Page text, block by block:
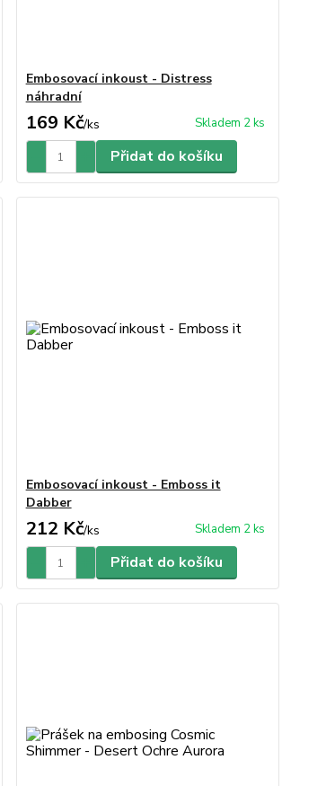
Embosovací inkoust - Distress
náhradní
169 Kč/ks Skladem 2 ks
Přidat do košíku
Embosovací inkoust - Emboss it
Dabber
212 Kč/ks Skladem 2 ks
Přidat do košíku